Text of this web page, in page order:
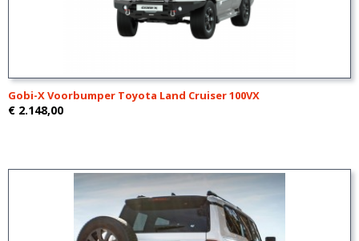
Gobi-X Voorbumper Toyota Land Cruiser 100VX
€ 2.148,00